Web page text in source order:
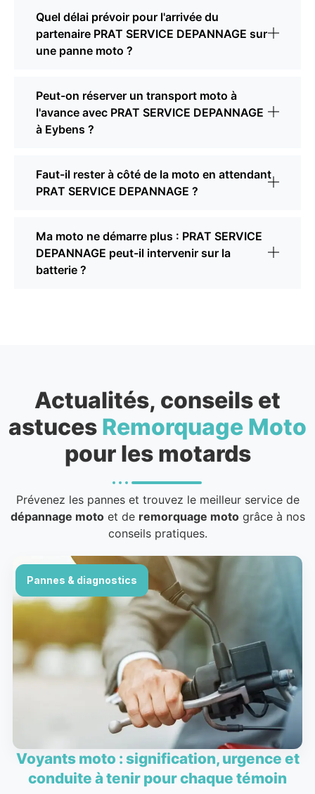
Quel délai prévoir pour l'arrivée du
partenaire PRAT SERVICE DEPANNAGE sur
une panne moto ?
Peut-on réserver un transport moto à
l'avance avec PRAT SERVICE DEPANNAGE
à Eybens ?
Faut-il rester à côté de la moto en attendant
PRAT SERVICE DEPANNAGE ?
Ma moto ne démarre plus : PRAT SERVICE
DEPANNAGE peut-il intervenir sur la
batterie ?
Actualités, conseils et
astuces Remorquage Moto
pour les motards
Prévenez les pannes et trouvez le meilleur service de
dépannage motoet de remorquage motogrâce à nos
conseils pratiques.
Pannes & diagnostics
Voyants moto : signification, urgence et
conduite à tenir pour chaque témoin